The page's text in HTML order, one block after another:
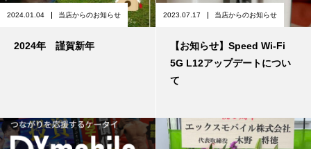
2024.01.04 当店からのお知らせ
2024年 謹賀新年
2023.07.17 当店からのお知らせ
【お知らせ】Speed Wi-Fi
5G L12アップデートについ
て